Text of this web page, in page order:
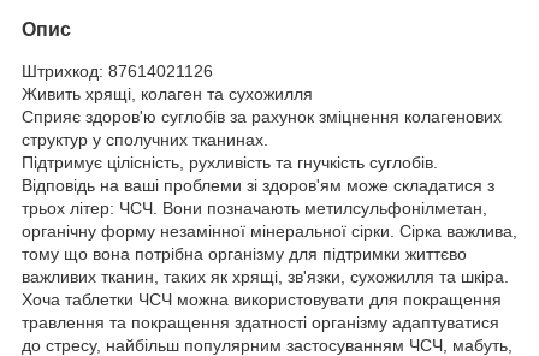
Опис
Штрихкод: 87614021126
Живить хрящі, колаген та сухожилля
Сприяє здоров'ю суглобів за рахунок зміцнення колагенових
структур у сполучних тканинах.
Підтримує цілісність, рухливість та гнучкість суглобів.
Відповідь на ваші проблеми зі здоров'ям може складатися з
трьох літер: ЧСЧ. Вони позначають метилсульфонілметан,
органічну форму незамінної мінеральної сірки. Сірка важлива,
тому що вона потрібна організму для підтримки життєво
важливих тканин, таких як хрящі, зв'язки, сухожилля та шкіра.
Хоча таблетки ЧСЧ можна використовувати для покращення
травлення та покращення здатності організму адаптуватися
до стресу, найбільш популярним застосуванням ЧСЧ, мабуть,